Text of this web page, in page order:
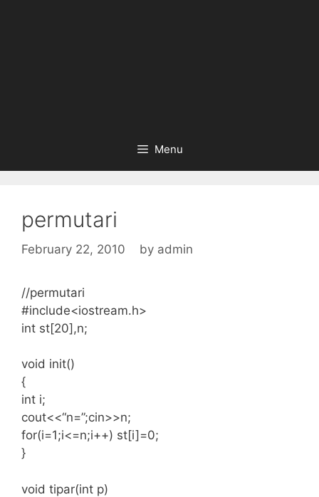
Menu
permutari
February 22, 2010 by admin
//permutari
#include<iostream.h>
int st[20],n;
void init()
{
int i;
cout<<“n=”;cin>>n;
for(i=1;i<=n;i++) st[i]=0;
}
void tipar(int p)